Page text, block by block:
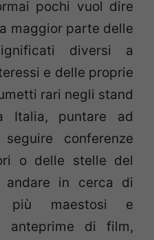
pochi vuol dire
maggior parte delle
diversi a
e delle proprie
rari negli stand
Italia, puntare ad
conferenze
o delle stelle del
andare in cerca di
più maestosi e
anteprime di film,